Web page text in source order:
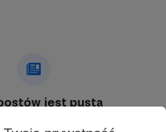
jest pusta